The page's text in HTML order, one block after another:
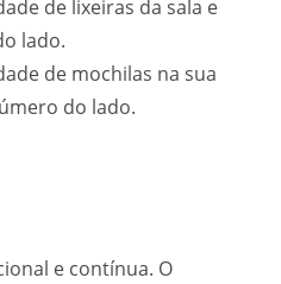
de lixeiras da sala e
lado.
de mochilas na sua
do lado.
e contínua. O